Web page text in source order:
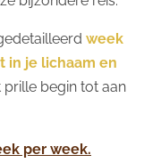
week
in je lichaam en
prille begin tot aan
per week.